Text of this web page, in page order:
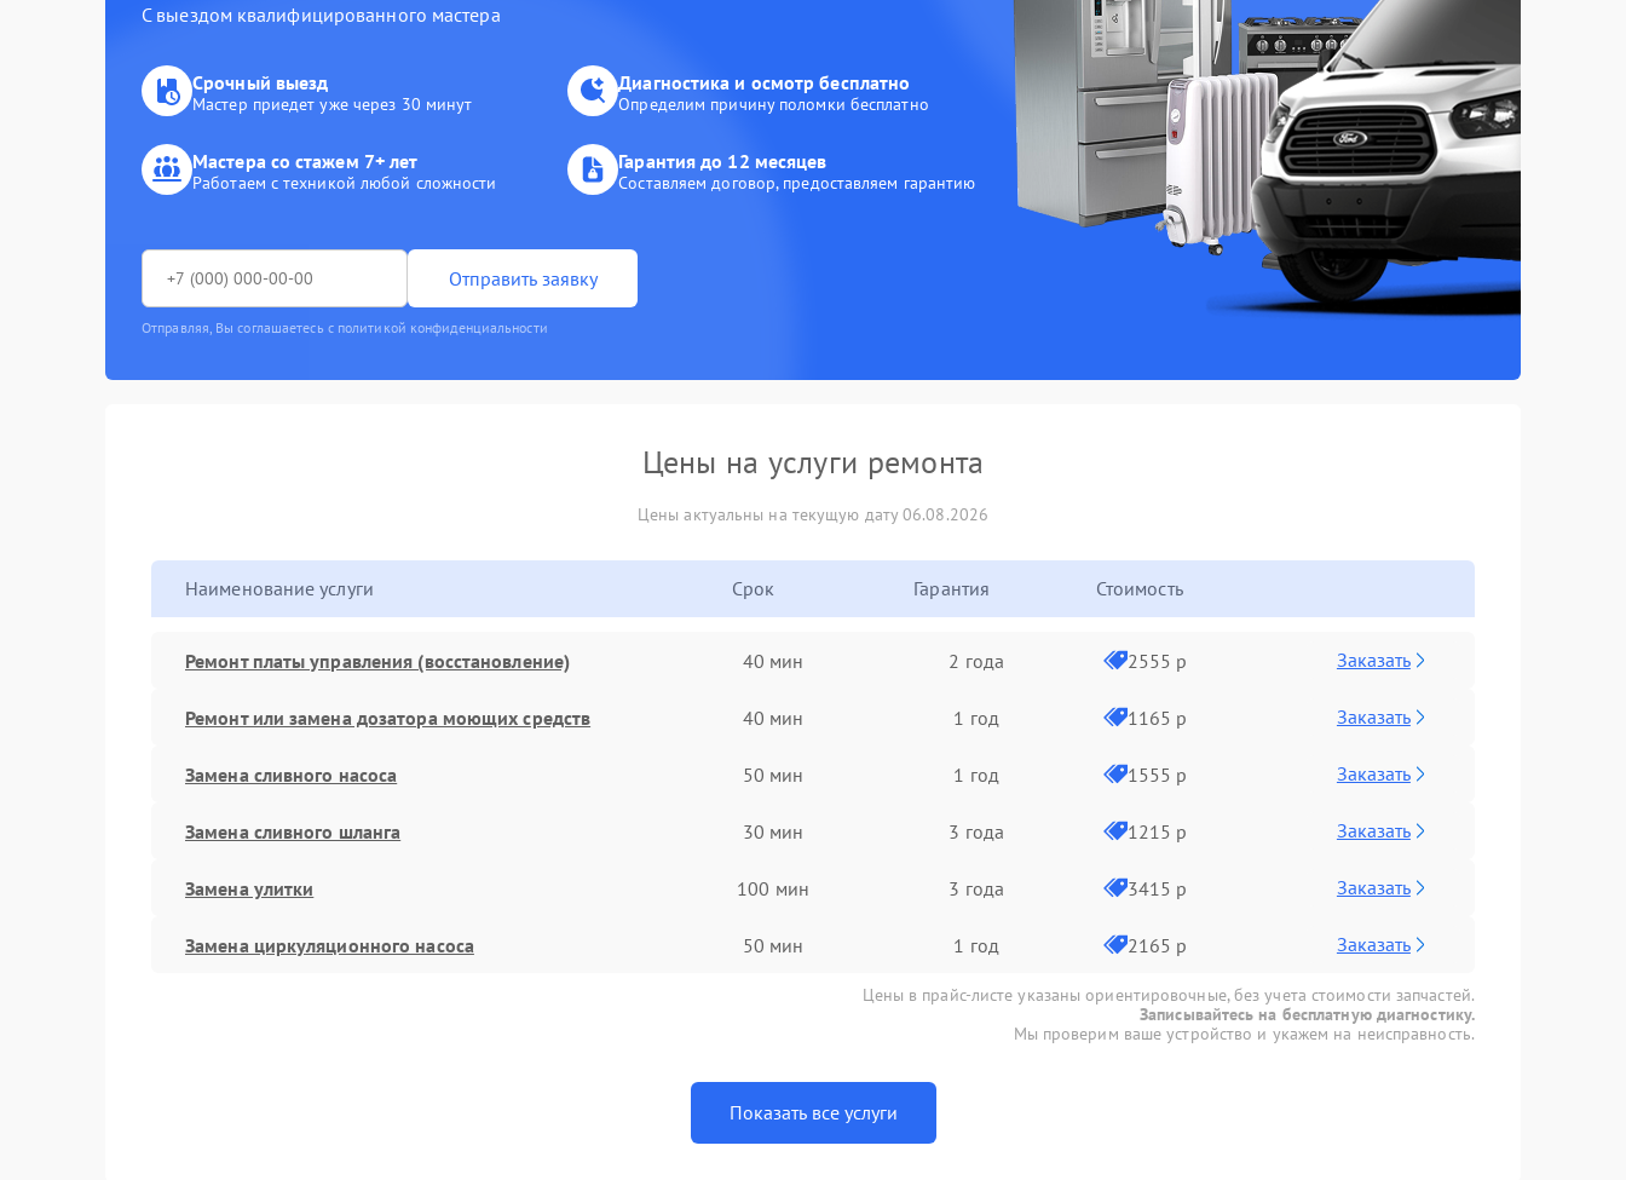
С выездом квалифицированного мастера
Срочный выезд
Мастер приедет уже через 30 минут
Диагностика и осмотр бесплатно
Определим причину поломки бесплатно
Мастера со стажем 7+ лет
Работаем с техникой любой сложности
Гарантия до 12 месяцев
Составляем договор, предоставляем гарантию
Отправить заявку
Отправляя, Вы соглашаетесь с политикой конфиденциальности
Цены на услуги ремонта
Цены актуальны на текущую дату 06.08.2026
Наименование услуги Срок Гарантия Стоимость
Ремонт платы управления (восстановление) 40 мин 2 года 2555 р Заказать
Ремонт или замена дозатора моющих средств 40 мин 1 год 1165 р Заказать
Замена сливного насоса 50 мин 1 год 1555 р Заказать
Замена сливного шланга 30 мин 3 года 1215 р Заказать
Замена улитки 100 мин 3 года 3415 р Заказать
Замена циркуляционного насоса 50 мин 1 год 2165 р Заказать
Цены в прайс-листе указаны ориентировочные, без учета стоимости запчастей.
Записывайтесь на бесплатную диагностику.
Мы проверим ваше устройство и укажем на неисправность.
Показать все услуги